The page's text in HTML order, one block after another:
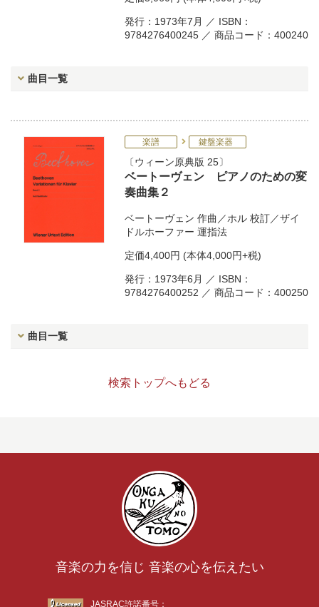
発行：1973年7月 ／ ISBN：
9784276400245 ／ 商品コード：400240
曲目一覧
楽譜 鍵盤楽器
ウィーン原典版 25
ベートーヴェン ピアノのための変
奏曲集２
ベートーヴェン 作曲／ホル 校訂／ザイ
ドルホーファー 運指法
定価4,400円 (本体4,000円+税)
発行：1973年6月 ／ ISBN：
9784276400252 ／ 商品コード：400250
曲目一覧
検索トップへもどる
音楽の力を信じ 音楽の心を伝えたい
JASRAC許諾番号：